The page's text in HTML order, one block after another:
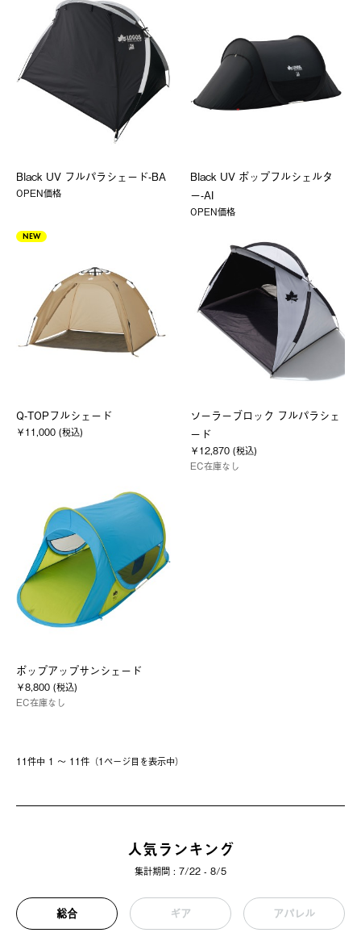
Black UV フルパラシェード-BA
OPEN価格
Black UV ポップフルシェルタ
ー-AI
OPEN価格
NEW
Q-TOPフルシェード
￥11,000 (税込)
ソーラーブロック フルパラシェ
ード
￥12,870 (税込)
EC在庫なし
ポップアップサンシェード
￥8,800 (税込)
EC在庫なし
11件中 1 〜 11件（1ページ⽬を表⽰中）
人気ランキング
集計期間 : 7/22 - 8/5
総合 ギア アパレル